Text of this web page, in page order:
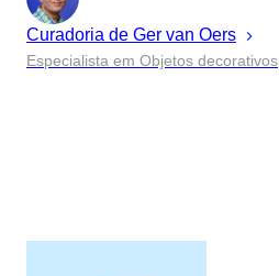
Curadoria de Ger van Oers
Especialista em Objetos decorativos